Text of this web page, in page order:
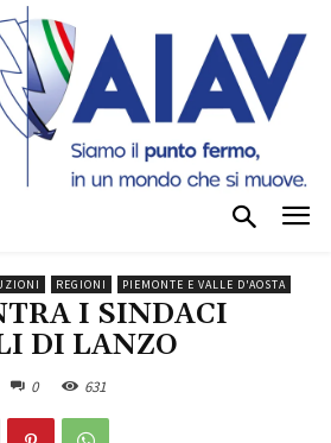
REGIONI PIEMONTE E VALLE D'AOSTA
I SINDACI
DI LANZO
0 631